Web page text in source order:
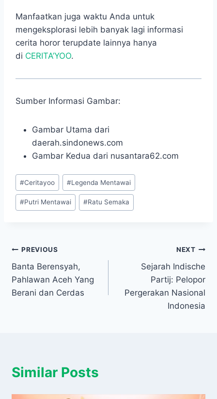
Manfaatkan juga waktu Anda untuk
mengeksplorasi lebih banyak lagi informasi
cerita horor terupdate lainnya hanya
di CERITA’YOO.
Sumber Informasi Gambar:
Gambar Utama dari
daerah.sindonews.com
Gambar Kedua dari nusantara62.com
Post
Tags:
#Ceritayoo #Legenda Mentawai
#Putri Mentawai #Ratu Semaka
Navigasi
pos
PREVIOUS
Banta Berensyah,
Pahlawan Aceh Yang
Berani dan Cerdas
NEXT
Sejarah Indische
Partij: Pelopor
Pergerakan Nasional
Indonesia
Similar Posts